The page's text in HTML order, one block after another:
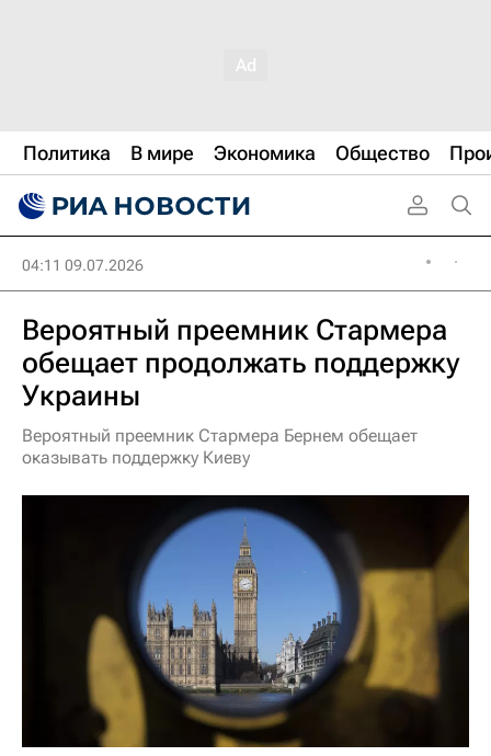
Политика В мире Экономика Общество
04:11 09.07.2026
Вероятный преемник Стармера
обещает продолжать поддержку
Украины
Вероятный преемник Стармера Бернем обещает
оказывать поддержку Киеву